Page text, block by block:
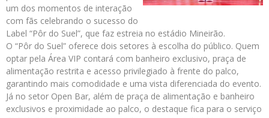
um dos momentos de interação
com fãs celebrando o sucesso do
Label “Pôr do Suel”, que faz estreia no estádio Mineirão.
O “Pôr do Suel” oferece dois setores à escolha do público. Quem
optar pela Área VIP contará com banheiro exclusivo, praça de
alimentação restrita e acesso privilegiado à frente do palco,
garantindo mais comodidade e uma vista diferenciada do evento.
Já no setor Open Bar, além de praça de alimentação e banheiro
exclusivos e proximidade ao palco, o destaque fica para o serviço